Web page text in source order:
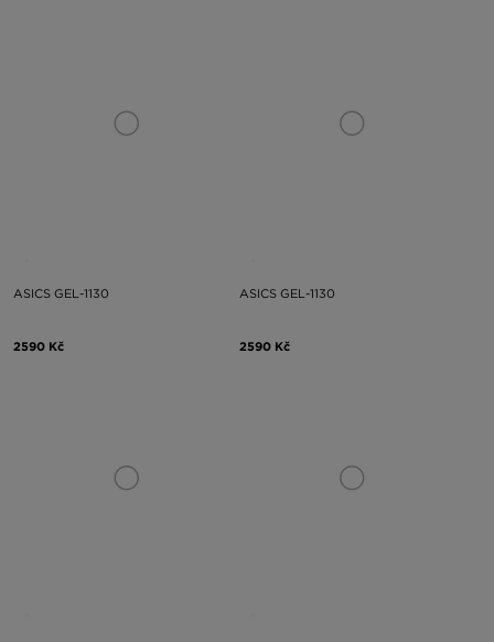
ASICS GEL-1130
2590 Kč
ASICS GEL-1130
2590 Kč